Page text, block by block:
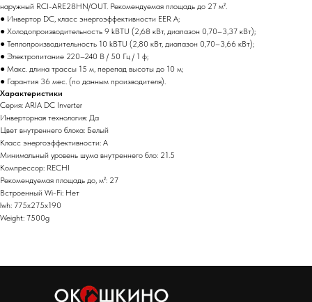
наружный RCI-ARE28HN/OUT. Рекомендуемая площадь до 27 м².
● Инвертор DC, класс энергоэффективности EER A;
● Холодопроизводительность 9 kBTU (2,68 кВт, диапазон 0,70–3,37 кВт);
● Теплопроизводительность 10 kBTU (2,80 кВт, диапазон 0,70–3,66 кВт);
● Электропитание 220–240 В / 50 Гц / 1 ф;
● Макс. длина трассы 15 м, перепад высоты до 10 м;
● Гарантия 36 мес. (по данным производителя).
Характеристики
Серия: ARIA DC Inverter
Инверторная технология: Да
Цвет внутреннего блока: Белый
Класс энергоэффективности: A
Минимальный уровень шума внутреннего бло: 21.5
Компрессор: RECHI
Рекомендуемая площадь до, м²: 27
Встроенный Wi-Fi: Нет
lwh: 775x275x190
Weight: 7500g